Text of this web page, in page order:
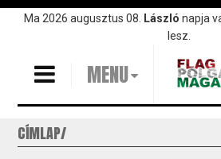
UgrásMa 2026 augusztus 08. László napja
lesz.
MENU
CÍMLAP